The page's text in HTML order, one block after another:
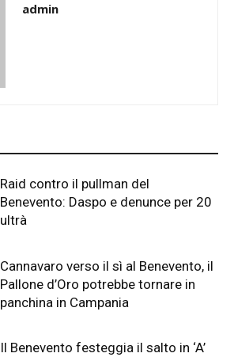
admin
Raid contro il pullman del
Benevento: Daspo e denunce per 20
ultrà
Cannavaro verso il sì al Benevento, il
Pallone d’Oro potrebbe tornare in
panchina in Campania
Il Benevento festeggia il salto in ‘A’